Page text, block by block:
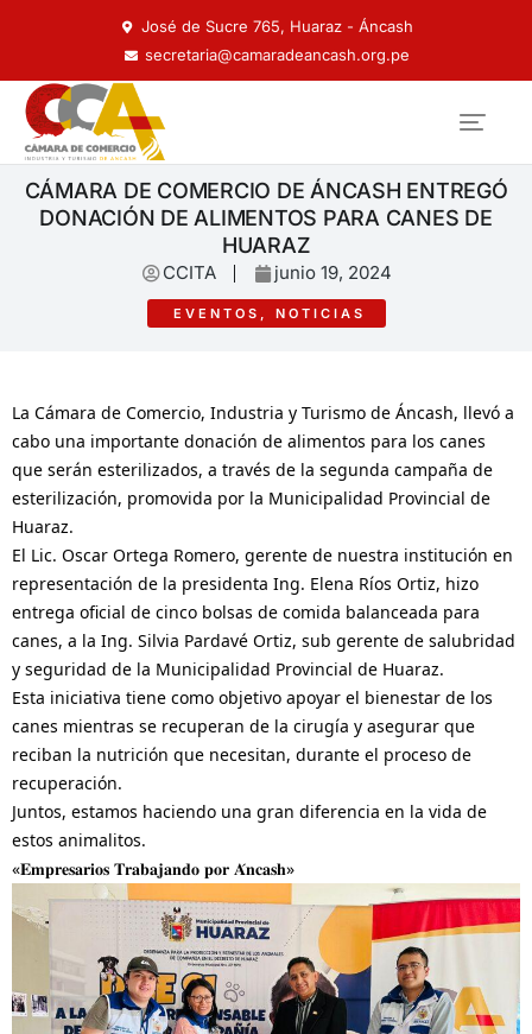
José de Sucre 765, Huaraz - Áncash
secretaria@camaradeancash.org.pe
CÁMARA DE COMERCIO DE ÁNCASH ENTREGÓ
DONACIÓN DE ALIMENTOS PARA CANES DE
HUARAZ
CCITA junio 19, 2024
EVENTOS , NOTICIAS
La Cámara de Comercio, Industria y Turismo de Áncash, llevó a
cabo una importante donación de alimentos para los canes
que serán esterilizados, a través de la segunda campaña de
esterilización, promovida por la Municipalidad Provincial de
Huaraz.
El Lic. Oscar Ortega Romero, gerente de nuestra institución en
representación de la presidenta Ing. Elena Ríos Ortiz, hizo
entrega oficial de cinco bolsas de comida balanceada para
canes, a la Ing. Silvia Pardavé Ortiz, sub gerente de salubridad
y seguridad de la Municipalidad Provincial de Huaraz.
Esta iniciativa tiene como objetivo apoyar el bienestar de los
canes mientras se recuperan de la cirugía y asegurar que
reciban la nutrición que necesitan, durante el proceso de
recuperación.
Juntos, estamos haciendo una gran diferencia en la vida de
estos animalitos.
«𝐄𝐦𝐩𝐫𝐞𝐬𝐚𝐫𝐢𝐨𝐬 𝐓𝐫𝐚𝐛𝐚𝐣𝐚𝐧𝐝𝐨 𝐩𝐨𝐫 𝐀́𝐧𝐜𝐚𝐬𝐡»